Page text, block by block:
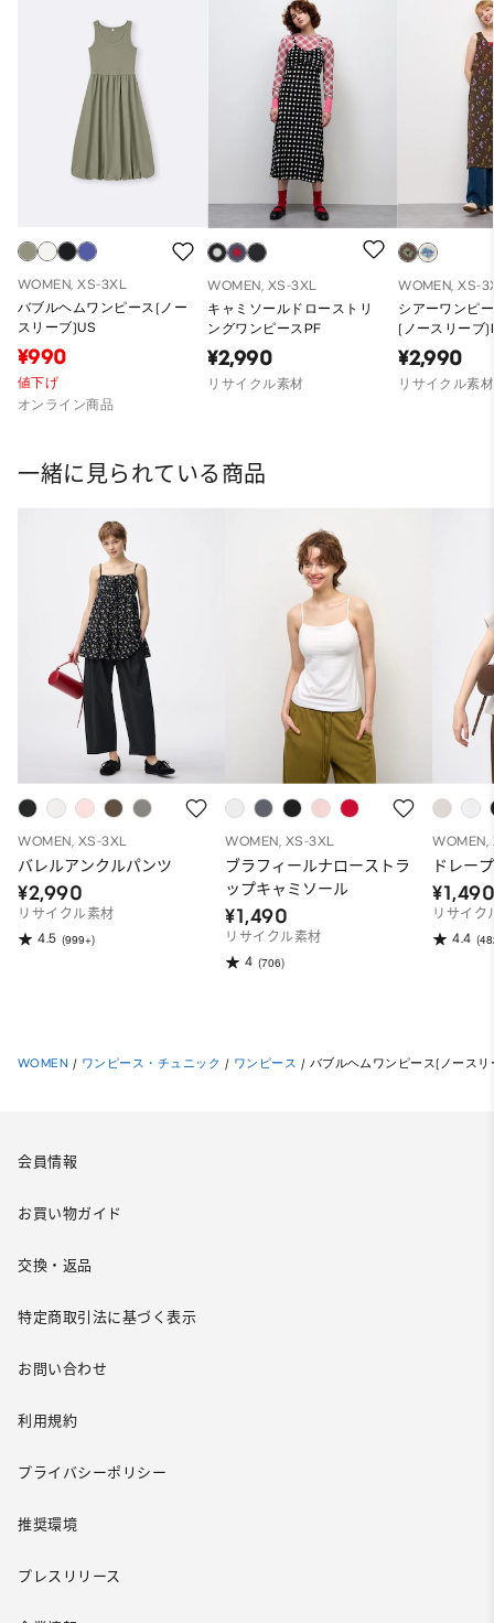
WOMEN, XS-3XL
バブルヘムワンピース(ノー
スリーブ)US
¥990
値下げ
オンライン商品
WOMEN, XS-3XL
キャミソールドローストリ
ングワンピースPF
¥2,990
リサイクル素材
WOMEN, XS-
シアーワンピ
(ノースリーブ
¥2,990
リサイクル素材
一緒に見られている商品
WOMEN, XS-3XL
バレルアンクルパンツ
¥2,990
リサイクル素材
4.5 (999+)
WOMEN, XS-3XL
ブラフィールナローストラ
ップキャミソール
¥1,490
リサイクル素材
4 (706)
WOMEN,
ドレー
リサイク
4.4
WOMEN / ワンピース・チュニック / ワンピース / バブルヘムワンピース(ノースリ
会員情報
お買い物ガイド
交換・返品
特定商取引法に基づく表示
お問い合わせ
利用規約
プライバシーポリシー
推奨環境
プレスリリース